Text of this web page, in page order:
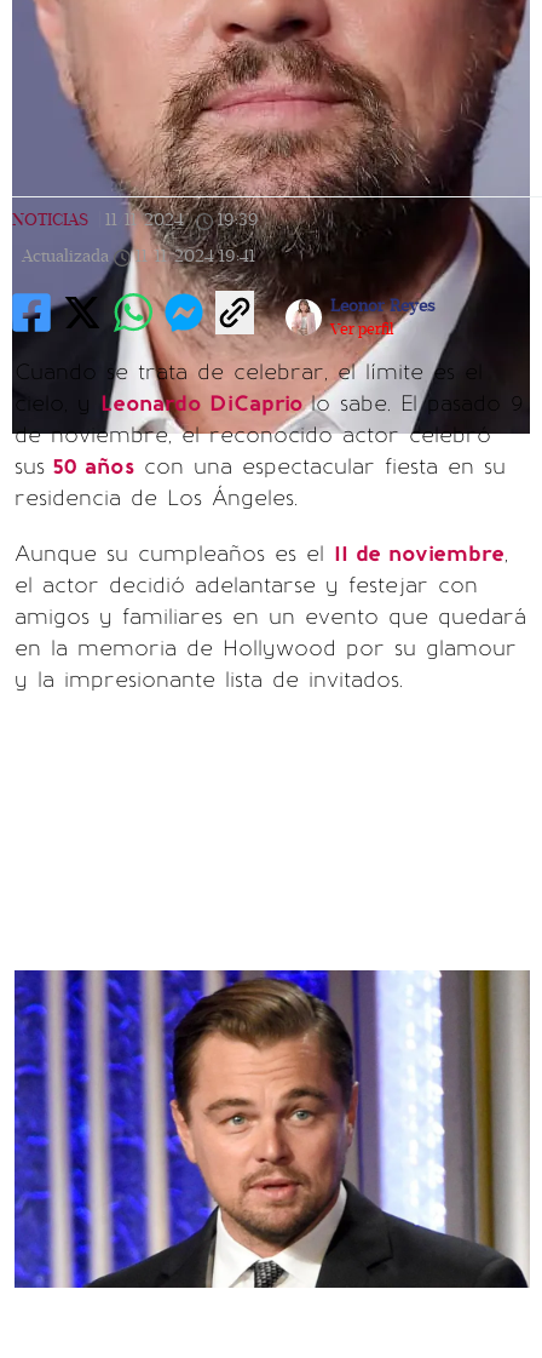
NOTICIAS 11/11/2024 | 19:39 |
Actualizada
11/11/2024 19:41
Leonor Reyes
Ver perfil
Cuando se trata de celebrar, el límite es el
cielo, y Leonardo DiCapriolo sabe. El pasado 9
de noviembre, el reconocido actor celebró
sus 50 años con una espectacular fiesta en su
residencia de Los Ángeles.
Aunque su cumpleaños es el 11 de noviembre,
el actor decidió adelantarse y festejar con
amigos y familiares en un evento que quedará
en la memoria de Hollywood por su glamour
y la impresionante lista de invitados.